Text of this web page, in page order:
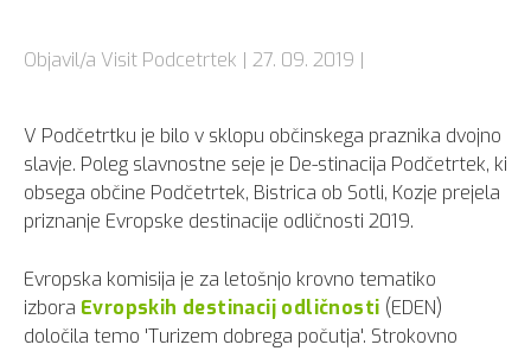
Objavil/a Visit Podcetrtek | 27. 09. 2019 |
V Podčetrtku je bilo v sklopu občinskega praznika dvojno
slavje. Poleg slavnostne seje je De-stinacija Podčetrtek, ki
obsega občine Podčetrtek, Bistrica ob Sotli, Kozje prejela
priznanje Evropske destinacije odličnosti 2019.
Evropska komisija je za letošnjo krovno tematiko
izbora Evropskih destinacij odličnosti (EDEN)
določila temo 'Turizem dobrega počutja'. Strokovno